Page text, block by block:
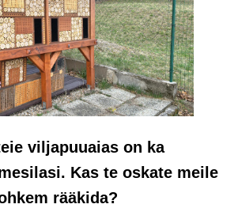
viljapuuaias on ka
Kas te oskate meile
rääkida?